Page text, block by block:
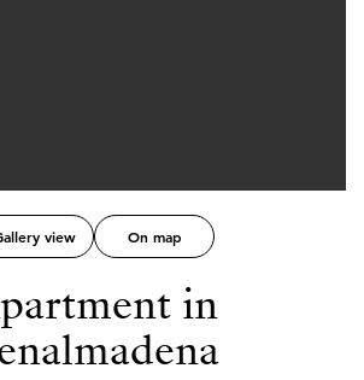
view On map
in